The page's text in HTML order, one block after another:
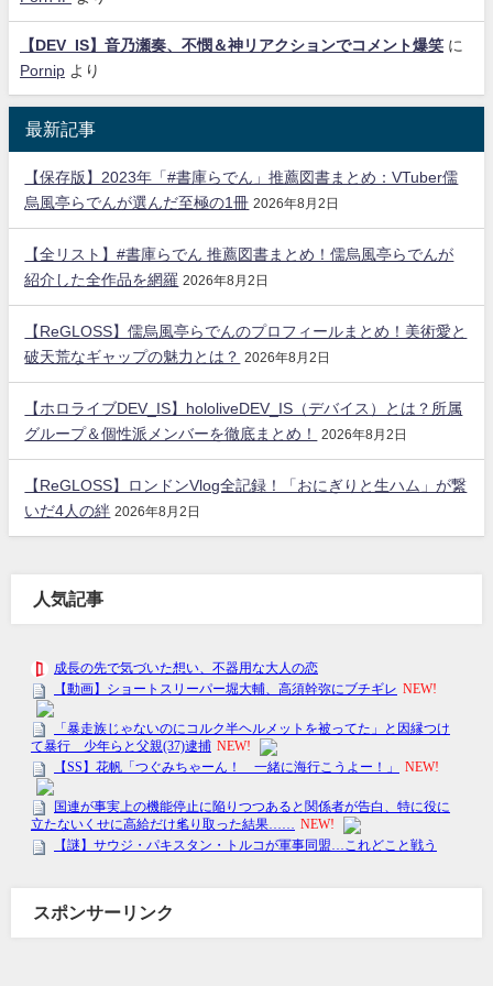
【DEV_IS】音乃瀬奏、不憫＆神リアクションでコメント爆笑 に
Pornip より
最新記事
【保存版】2023年「#書庫らでん」推薦図書まとめ：VTuber儒
烏風亭らでんが選んだ至極の1冊 2026年8月2日
【全リスト】#書庫らでん 推薦図書まとめ！儒烏風亭らでんが
紹介した全作品を網羅 2026年8月2日
【ReGLOSS】儒烏風亭らでんのプロフィールまとめ！美術愛と
破天荒なギャップの魅力とは？
2026年8月2日
【ホロライブDEV_IS】hololiveDEV_IS（デバイス）とは？所属
グループ＆個性派メンバーを徹底まとめ！
2026年8月2日
【ReGLOSS】ロンドンVlog全記録！「おにぎりと生ハム」が繋
いだ4人の絆 2026年8月2日
人気記事
スポンサーリンク